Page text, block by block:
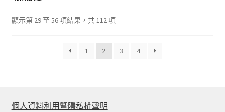
顯示第 29 至 56 項結果，共 112 項依
評
1 2 3 4
個人資料利用曁隱私權聲明